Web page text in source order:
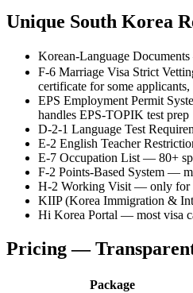
Unique South Korea
Korean-Language
F-6 Marriage Visa Strict
certificate for some
EPS Employment Permit
handles EPS-TOPIK test prep
D-2-1 Language Test
E-2 English Teacher
E-7 Occupation List — 80+
F-2 Points-Based System —
H-2 Working Visit — only for
KIIP (Korea Immigration &
Hi Korea Portal — most visa
Pricing —
Package